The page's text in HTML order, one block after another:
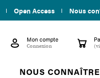
Open Access Nous
 Mon compte
Connexion shopping_cart
NOUS CONNAÎTRE